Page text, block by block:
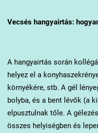
Vecséshangyairtás:
A hangyairtás során
helyez el a
környékére, stb. A gél
bolyba, és a bent lévők (a
elpusztulnak tőle. A
összes helyiségben és